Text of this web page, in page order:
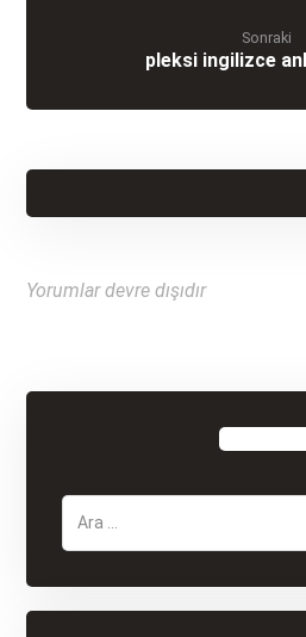
Sonraki
pleksi ingilizce
Yorumlar devre dışıdır